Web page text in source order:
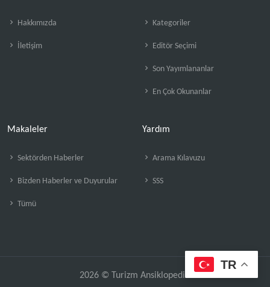
Hakkımızda
İletişim
Kategoriler
Editör Seçimi
Son Yayımlananlar
En Çok Okunanlar
Makaleler
Sektörden Haberler
Bizden Haberler ve Duyurular
Tümü
Yardım
Arama Kılavuzu
SSS
2026 © Turizm Ansiklopedisi
TR